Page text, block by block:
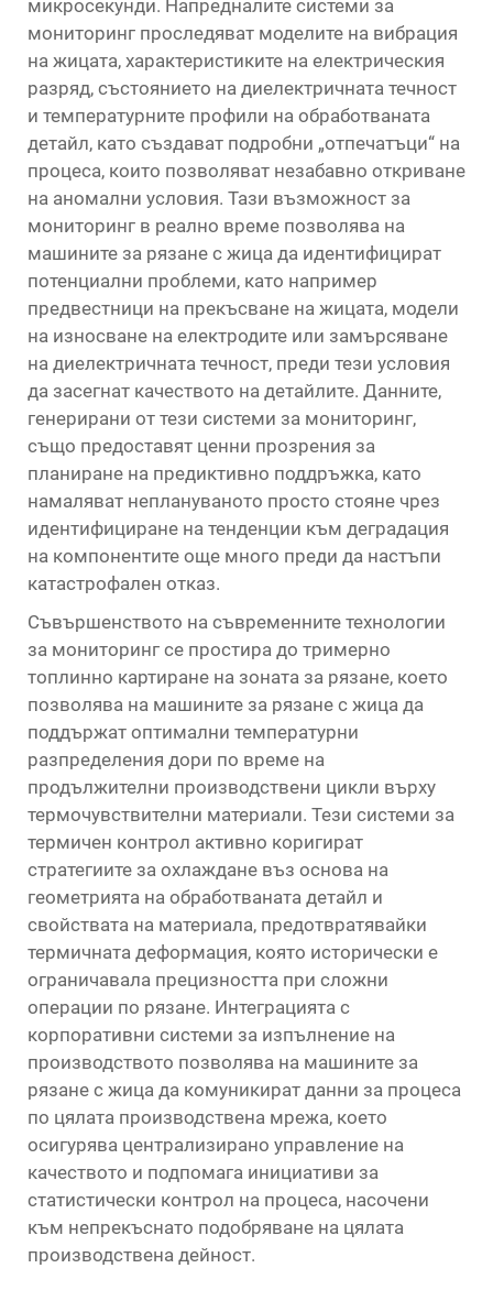
микросекунди. Напредналите системи за
мониторинг проследяват моделите на вибрация
на жицата, характеристиките на електрическия
разряд, състоянието на диелектричната течност
и температурните профили на обработваната
детайл, като създават подробни „отпечатъци“ на
процеса, които позволяват незабавно откриване
на аномални условия. Тази възможност за
мониторинг в реално време позволява на
машините за рязане с жица да идентифицират
потенциални проблеми, като например
предвестници на прекъсване на жицата, модели
на износване на електродите или замърсяване
на диелектричната течност, преди тези условия
да засегнат качеството на детайлите. Данните,
генерирани от тези системи за мониторинг,
също предоставят ценни прозрения за
планиране на предиктивно поддръжка, като
намаляват неплануваното просто стояне чрез
идентифициране на тенденции към деградация
на компонентите още много преди да настъпи
катастрофален отказ.
Съвършенството на съвременните технологии
за мониторинг се простира до тримерно
топлинно картиране на зоната за рязане, което
позволява на машините за рязане с жица да
поддържат оптимални температурни
разпределения дори по време на
продължителни производствени цикли върху
термочувствителни материали. Тези системи за
термичен контрол активно коригират
стратегиите за охлаждане въз основа на
геометрията на обработваната детайл и
свойствата на материала, предотвратявайки
термичната деформация, която исторически е
ограничавала прецизността при сложни
операции по рязане. Интеграцията с
корпоративни системи за изпълнение на
производството позволява на машините за
рязане с жица да комуникират данни за процеса
по цялата производствена мрежа, което
осигурява централизирано управление на
качеството и подпомага инициативи за
статистически контрол на процеса, насочени
към непрекъснато подобряване на цялата
производствена дейност.